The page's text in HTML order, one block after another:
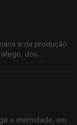
e da produção
dos
a eternidade, em